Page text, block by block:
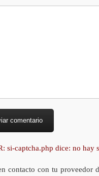
si-captcha.php dice: no hay
contacto con tu proveedor